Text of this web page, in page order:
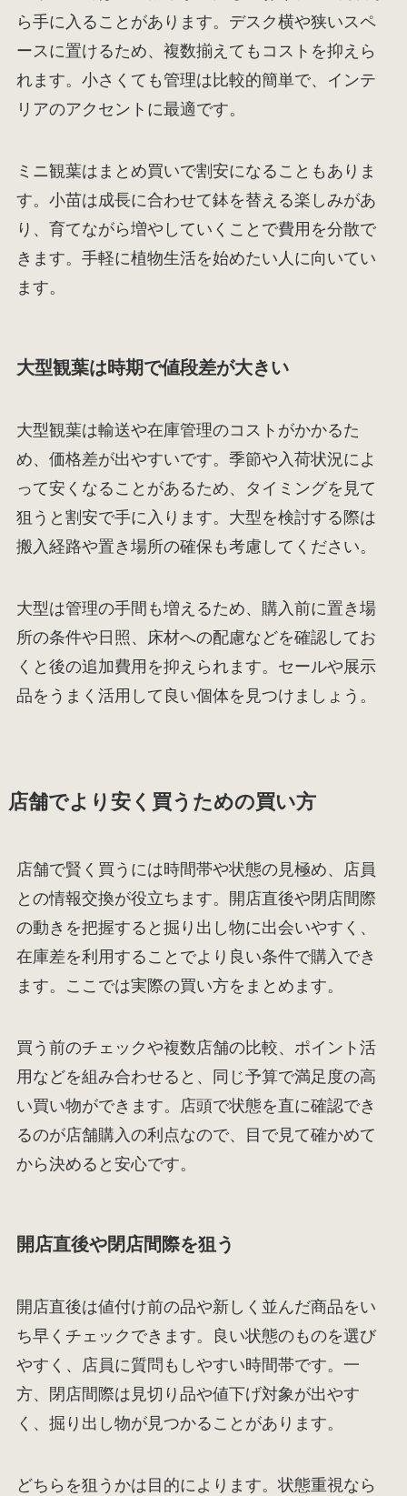
ら手に入ることがあります。デスク横や狭いスペ
ースに置けるため、複数揃えてもコストを抑えら
れます。小さくても管理は比較的簡単で、インテ
リアのアクセントに最適です。
ミニ観葉はまとめ買いで割安になることもありま
す。小苗は成長に合わせて鉢を替える楽しみがあ
り、育てながら増やしていくことで費用を分散で
きます。手軽に植物生活を始めたい人に向いてい
ます。
大型観葉は時期で値段差が大きい
大型観葉は輸送や在庫管理のコストがかかるた
め、価格差が出やすいです。季節や入荷状況によ
って安くなることがあるため、タイミングを見て
狙うと割安で手に入ります。大型を検討する際は
搬入経路や置き場所の確保も考慮してください。
大型は管理の手間も増えるため、購入前に置き場
所の条件や日照、床材への配慮などを確認してお
くと後の追加費用を抑えられます。セールや展示
品をうまく活用して良い個体を見つけましょう。
店舗でより安く買うための買い方
店舗で賢く買うには時間帯や状態の見極め、店員
との情報交換が役立ちます。開店直後や閉店間際
の動きを把握すると掘り出し物に出会いやすく、
在庫差を利用することでより良い条件で購入でき
ます。ここでは実際の買い方をまとめます。
買う前のチェックや複数店舗の比較、ポイント活
用などを組み合わせると、同じ予算で満足度の高
い買い物ができます。店頭で状態を直に確認でき
るのが店舗購入の利点なので、目で見て確かめて
から決めると安心です。
開店直後や閉店間際を狙う
開店直後は値付け前の品や新しく並んだ商品をい
ち早くチェックできます。良い状態のものを選び
やすく、店員に質問もしやすい時間帯です。一
方、閉店間際は見切り品や値下げ対象が出やす
く、掘り出し物が見つかることがあります。
どちらを狙うかは目的によります。状態重視なら